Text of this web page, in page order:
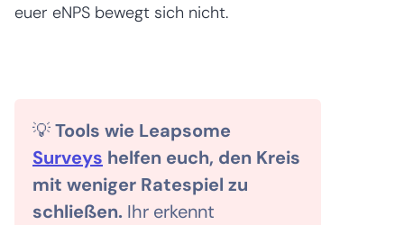
euer eNPS bewegt sich nicht.
💡Tools wie Leapsome
Surveys helfen euch, den Kreis
mit weniger Ratespiel zu
schließen. Ihr erkennt